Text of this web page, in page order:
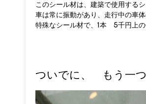
このシール材は、建築で使用するシ
車は常に振動があり、走行中の車
特殊なシール材で、1本 5千円上の
ついでに、 も